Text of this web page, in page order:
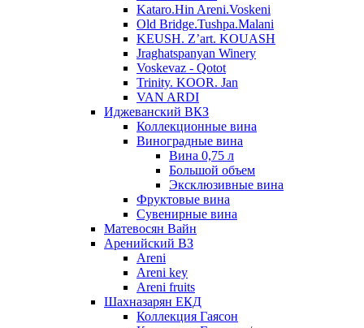
Kataro.Hin Areni.Voskeni
Old Bridge.Tushpa.Malani
KEUSH. Z’art. KOUASH
Jraghatspanyan Winery
Voskevaz - Qotot
Trinity. KOOR. Jan
VAN ARDI
Иджеванский ВКЗ
Коллекционные вина
Виноградные вина
Вина 0,75 л
Большой объем
Эксклюзивные вина
Фруктовые вина
Cувенирные вина
Матевосян Вайн
Аренийский ВЗ
Areni
Areni key
Areni fruits
Шахназарян ЕКД
Коллекция Гаясон